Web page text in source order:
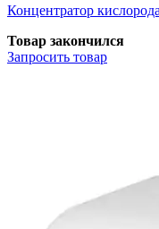
Концентратор
Товар закончился
Запросить товар